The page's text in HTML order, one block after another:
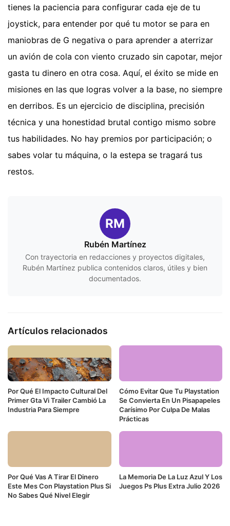
tienes la paciencia para configurar cada eje de tu
joystick, para entender por qué tu motor se para en
maniobras de G negativa o para aprender a aterrizar
un avión de cola con viento cruzado sin capotar, mejor
gasta tu dinero en otra cosa. Aquí, el éxito se mide en
misiones en las que logras volver a la base, no siempre
en derribos. Es un ejercicio de disciplina, precisión
técnica y una honestidad brutal contigo mismo sobre
tus habilidades. No hay premios por participación; o
sabes volar tu máquina, o la estepa se tragará tus
restos.
RM
Rubén Martínez
Con trayectoria en redacciones y proyectos digitales,
Rubén Martínez publica contenidos claros, útiles y bien
documentados.
Artículos relacionados
Por Qué El Impacto Cultural Del
Primer Gta Vi Trailer Cambió La
Industria Para Siempre
Cómo Evitar Que Tu Playstation
Se Convierta En Un Pisapapeles
Carísimo Por Culpa De Malas
Prácticas
Por Qué Vas A Tirar El Dinero
Este Mes Con Playstation Plus Si
No Sabes Qué Nivel Elegir
La Memoria De La Luz Azul Y Los
Juegos Ps Plus Extra Julio 2026